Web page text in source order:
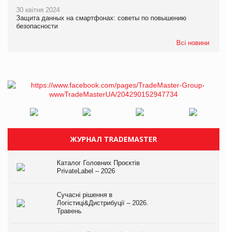
30 квітня 2024
Защита данных на смартфонах: советы по повышению
безопасности
Всі новини
ЖУРНАЛ TRADEMASTER
Каталог Головних Проєктів
PrivateLabel – 2026
Сучасні рішення в
Логістиці&Дистрибуції – 2026.
Травень